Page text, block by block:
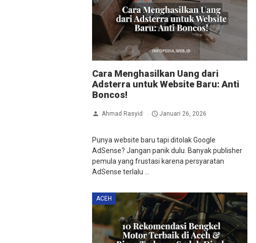
Cara Menghasilkan Uang dari
Adsterra untuk Website Baru: Anti
Boncos!
Ahmad Rasyid Januari 26, 2026
Punya website baru tapi ditolak Google
AdSense? Jangan panik dulu. Banyak publisher
pemula yang frustasi karena persyaratan
AdSense terlalu ...
ACEH